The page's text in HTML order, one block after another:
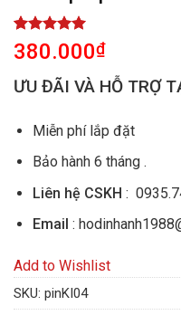
Rated
5.00
out of 5
1
customer
380.000₫
ƯU ĐÃI VÀ HỖ TRỢ
Miễn phí lắp đặt
Bảo hành 6 tháng .
Liên hệ CSKH :
Email :
Add to Wishlist
SKU: pinKI04